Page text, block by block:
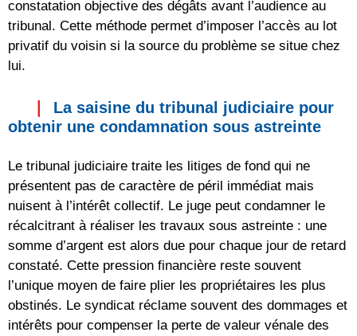
constatation objective des dégâts avant l’audience au
tribunal. Cette méthode permet d’imposer l’accès au lot
privatif du voisin si la source du problème se situe chez
lui.
La saisine du tribunal judiciaire pour
obtenir une condamnation sous astreinte
Le tribunal judiciaire traite les litiges de fond qui ne
présentent pas de caractère de péril immédiat mais
nuisent à l’intérêt collectif. Le juge peut condamner le
récalcitrant à réaliser les travaux sous astreinte : une
somme d’argent est alors due pour chaque jour de retard
constaté. Cette pression financière reste souvent
l’unique moyen de faire plier les propriétaires les plus
obstinés. Le syndicat réclame souvent des dommages et
intérêts pour compenser la perte de valeur vénale des